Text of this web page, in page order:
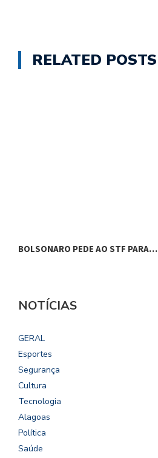
RELATED POSTS
BOLSONARO PEDE AO STF PARA…
NOTÍCIAS
GERAL
Esportes
Segurança
Cultura
Tecnologia
Alagoas
Política
Saúde